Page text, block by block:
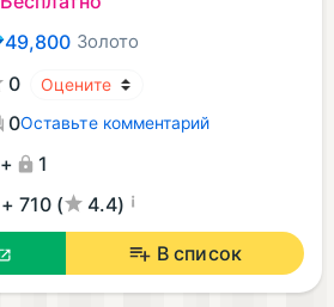
49,800 Золото
0
0Оставьте комментарий
+
1
+ 710 ( 4.4) ¡
В список